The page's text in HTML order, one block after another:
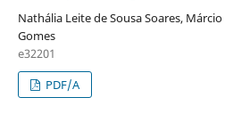
Nathália Leite de Sousa Soares,
Gomes
e32201
PDF/A